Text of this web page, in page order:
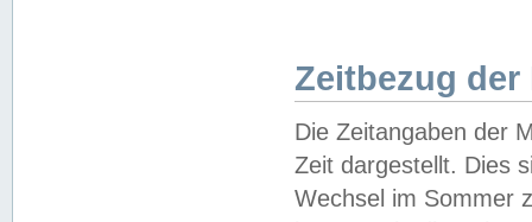
Zeitbezug der
Die Zeitangaben der
Zeit dargestellt. Dies
Wechsel im Sommer